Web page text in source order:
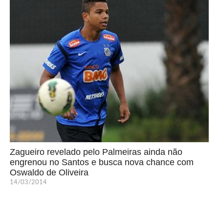
Zagueiro revelado pelo Palmeiras ainda não
engrenou no Santos e busca nova chance com
Oswaldo de Oliveira
14/03/2014